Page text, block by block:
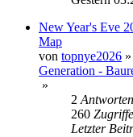
New Year's Eve
Map
von topnye2026 »
Generation -
»
2 Antworten
260 Zugriffe
Letzter